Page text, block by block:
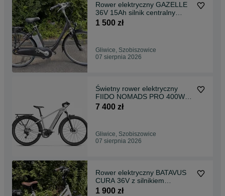
Rower elektryczny GAZELLE
36V 15Ah silnik centralny
IMPULSE nexus /B
1 500 zł
Gliwice, Szobiszowice
07 sierpnia 2026
Świetny rower elektryczny
FIIDO NOMADS PRO 400Wh
Silnik Centralny MIVICE
7 400 zł
Gliwice, Szobiszowice
07 sierpnia 2026
Rower elektryczny BATAVUS
CURA 36V z silnikiem
centralnym! /A
1 900 zł